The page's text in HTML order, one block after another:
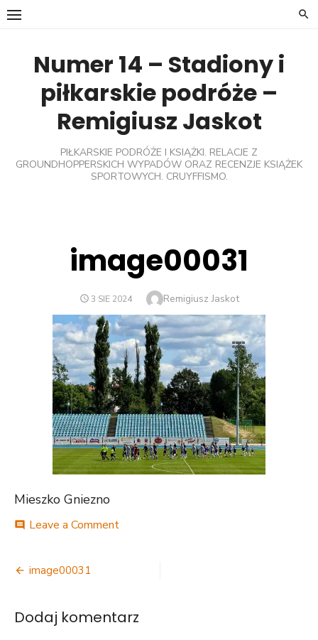
Skip
Numer 14 – Stadiony i
piłkarskie podróże –
Remigiusz Jaskot
PIŁKARSKIE PODRÓŻE I KSIĄŻKI. RELACJE Z
GROUNDHOPPERSKICH WYPADÓW ORAZ RECENZJE KSIĄŻEK
SPORTOWYCH. CRUYFFISMO.
image00031
POSTED
3 SIE 2024 Author
Remigiusz Jaskot
Mieszko Gniezno
comment Leave a Commenton
Nawigacja
image00031
Dodaj komentarz